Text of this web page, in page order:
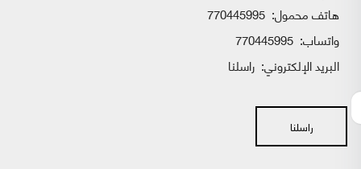
هاتف محمول: 770445995
واتساب:
البريد الإلكتروني: راسلنا
راسلنا